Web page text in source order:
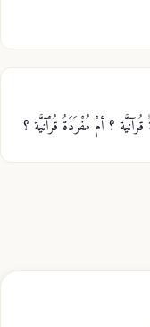
قُرآنيَّة ؟ أمْ مُفْرَدَةُ قُرْآنيَّة ؟